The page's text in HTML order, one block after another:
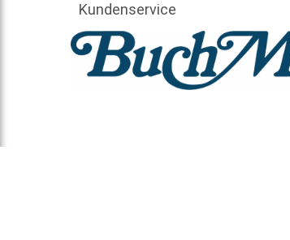
Kundenservice